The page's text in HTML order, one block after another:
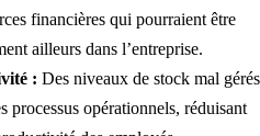
financières qui pourraient être
ailleurs dans l’entreprise.
: Des niveaux de stock mal gérés
processus opérationnels, réduisant